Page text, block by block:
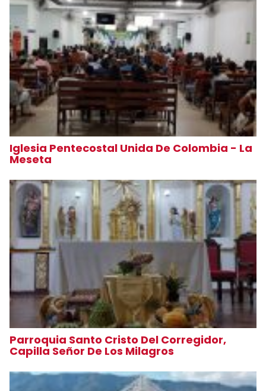
Iglesia Pentecostal Unida De Colombia - La
Meseta
Parroquia Santo Cristo Del Corregidor,
Capilla Señor De Los Milagros